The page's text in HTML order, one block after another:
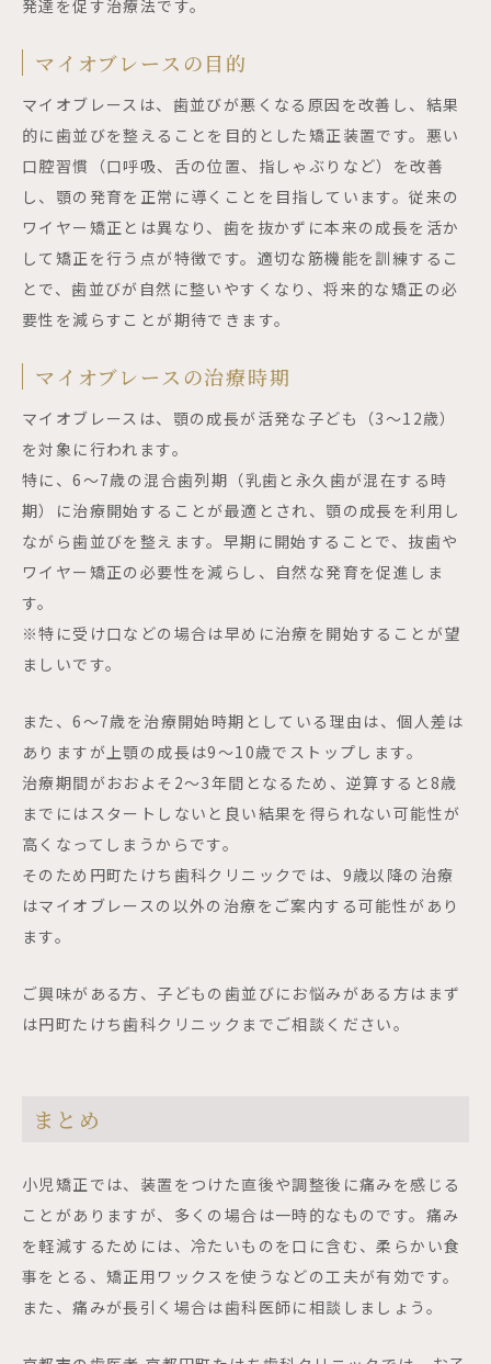
発達を促す治療法です。
マイオブレースの目的
マイオブレースは、歯並びが悪くなる原因を改善し、結果
的に歯並びを整えることを目的とした矯正装置です。悪い
口腔習慣（口呼吸、舌の位置、指しゃぶりなど）を改善
し、顎の発育を正常に導くことを目指しています。従来の
ワイヤー矯正とは異なり、歯を抜かずに本来の成長を活か
して矯正を行う点が特徴です。適切な筋機能を訓練するこ
とで、歯並びが自然に整いやすくなり、将来的な矯正の必
要性を減らすことが期待できます。
マイオブレースの治療時期
マイオブレースは、顎の成長が活発な子ども（3～12歳）
を対象に行われます。
特に、6～7歳の混合歯列期（乳歯と永久歯が混在する時
期）に治療開始することが最適とされ、顎の成長を利用し
ながら歯並びを整えます。早期に開始することで、抜歯や
ワイヤー矯正の必要性を減らし、自然な発育を促進しま
す。
※特に受け口などの場合は早めに治療を開始することが望
ましいです。
また、6～7歳を治療開始時期としている理由は、個人差は
ありますが上顎の成長は9〜10歳でストップします。
治療期間がおおよそ2〜3年間となるため、逆算すると8歳
までにはスタートしないと良い結果を得られない可能性が
高くなってしまうからです。
そのため円町たけち歯科クリニックでは、9歳以降の治療
はマイオブレースの以外の治療をご案内する可能性があり
ます。
ご興味がある方、子どもの歯並びにお悩みがある方はまず
は円町たけち歯科クリニックまでご相談ください。
まとめ
小児矯正では、装置をつけた直後や調整後に痛みを感じる
ことがありますが、多くの場合は一時的なものです。痛み
を軽減するためには、冷たいものを口に含む、柔らかい食
事をとる、矯正用ワックスを使うなどの工夫が有効です。
また、痛みが長引く場合は歯科医師に相談しましょう。